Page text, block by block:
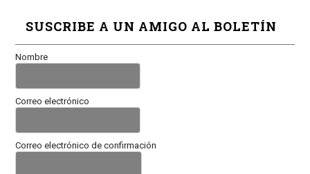
SUSCRIBE A UN AMIGO AL BOLETÍN
Nombre
Correo electrónico
Correo electrónico de confirmación